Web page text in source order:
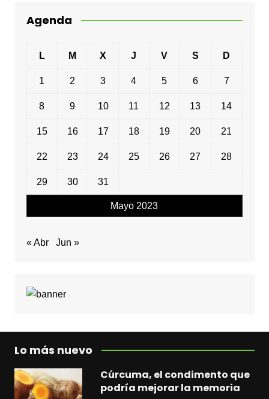
Agenda
Mayo 2023
L M X J V S D
1 2 3 4 5 6 7
8 9 10 11 12 13 14
15 16 17 18 19 20 21
22 23 24 25 26 27 28
29 30 31
« Abr Jun »
Lo más nuevo
Cúrcuma, el condimento que
podría mejorar la memoria